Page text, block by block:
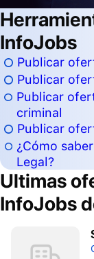
InfoJobs
Publicar
Publicar
Publicar
criminal
Publicar
¿Cómo
Legal?
Ultimas
InfoJobs